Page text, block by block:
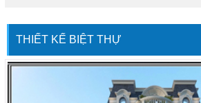
THIẾT KẾ BIỆT THỰ